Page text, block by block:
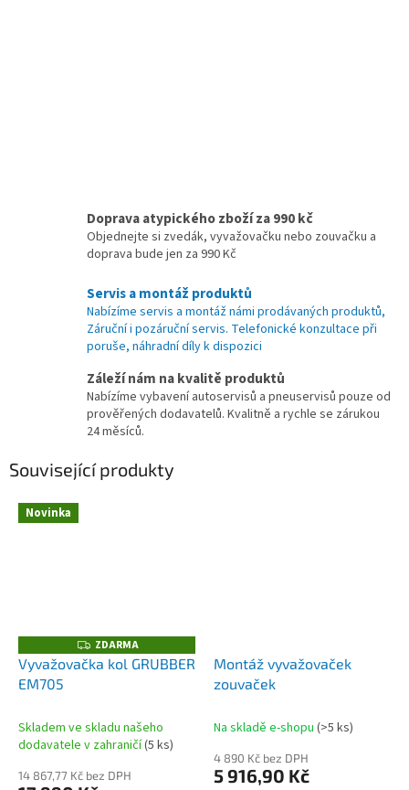
Doprava atypického zboží za 990 kč
Objednejte si zvedák, vyvažovačku nebo zouvačku a
doprava bude jen za 990 Kč
Servis a montáž produktů
Nabízíme servis a montáž námi prodávaných produktů,
Záruční i pozáruční servis. Telefonické konzultace při
poruše, náhradní díly k dispozici
Záleží nám na kvalitě produktů
Nabízíme vybavení autoservisů a pneuservisů pouze od
prověřených dodavatelů. Kvalitně a rychle se zárukou
24 měsíců.
Související produkty
Novinka
Z
D
A
ZDARMA
Vyvažovačka kol GRUBBER
EM705
Skladem ve skladu našeho
dodavatele v zahraničí(5 ks)
14 867,77 Kč bez DPH
Montáž vyvažovaček
zouvaček
Na skladě e-shopu (>5 ks)
4 890 Kč bez DPH
5 916,90 Kč